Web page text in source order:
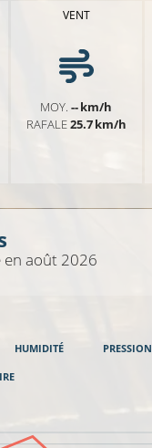
VENT
MOY.-- km/h
RAFALE25.7 km/h
en août 2026
HUMIDITÉ PRESSION